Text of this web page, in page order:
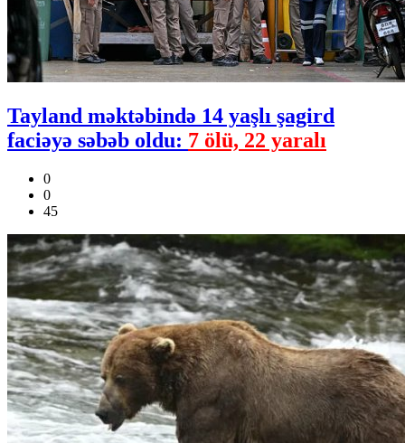
Tayland məktəbində 14 yaşlı şagird
faciəyə səbəb oldu: 7 ölü, 22 yaralı
0
0
45